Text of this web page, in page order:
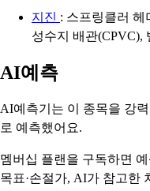
지진 : 스프링클러 헤
성수지 배관(CPVC),
AI예측
AI예측기는 이 종목을 강
로 예측했어요.
멤버십 플랜을 구독하면
목표·손절가, AI가 참고한